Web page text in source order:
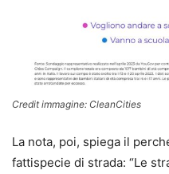
Credit immagine: CleanCities
La nota, poi, spiega il
fattispecie di strada: “Le